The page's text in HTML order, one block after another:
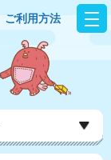
ご利用方法